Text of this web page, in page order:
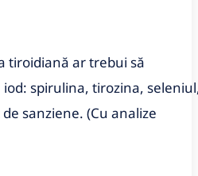
tiroidiană ar trebui să
spirulina, tirozina,
sanziene. (Cu analize